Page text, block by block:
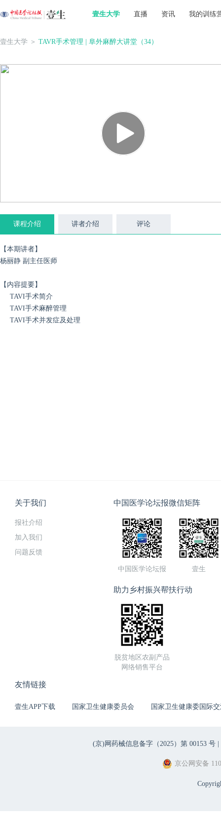
壹生大学 直播 资讯 我的训练
壹生大学 ＞ TAVR手术管理 | 阜外麻醉大讲堂（34）
课程介绍 讲者介绍 评论
【本期讲者】
杨丽静 副主任医师
【内容提要】
TAVI手术简介
TAVI手术麻醉管理
TAVI手术并发症及处理
关于我们
报社介绍
加入我们
问题反馈
中国医学论坛报微信矩阵
中国医学论坛报 壹生
助力乡村振兴帮扶行动
脱贫地区农副产品
网络销售平台
友情链接
壹生APP下载 国家卫生健康委员会 国家卫生健康委国际
(京)网药械信息备字（2025）第 00153 号 |
京公网安备